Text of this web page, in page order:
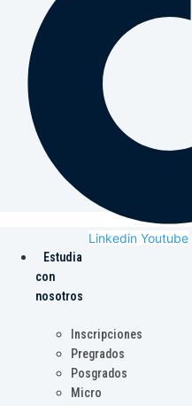
Linkedin Youtube
Estudia
con
nosotros
Inscripciones
Pregrados
Posgrados
Micro